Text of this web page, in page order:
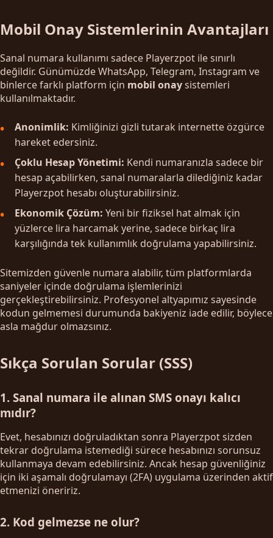
Mobil Onay Sistemlerinin Avantajları
Sanal numara kullanımı sadece Playerzpot ile sınırlı
değildir. Günümüzde WhatsApp, Telegram, Instagram ve
binlerce farklı platform için mobil onaysistemleri
kullanılmaktadır.
Anonimlik: Kimliğinizi gizli tutarak internette özgürce
hareket edersiniz.
Çoklu Hesap Yönetimi: Kendi numaranızla sadece bir
hesap açabilirken, sanal numaralarla dilediğiniz kadar
Playerzpot hesabı oluşturabilirsiniz.
Ekonomik Çözüm: Yeni bir fiziksel hat almak için
yüzlerce lira harcamak yerine, sadece birkaç lira
karşılığında tek kullanımlık doğrulama yapabilirsiniz.
Sitemizden güvenle numara alabilir, tüm platformlarda
saniyeler içinde doğrulama işlemlerinizi
gerçekleştirebilirsiniz. Profesyonel altyapımız sayesinde
kodun gelmemesi durumunda bakiyeniz iade edilir, böylece
asla mağdur olmazsınız.
Sıkça Sorulan Sorular (SSS)
1. Sanal numara ile alınan SMS onayı kalıcı
mıdır?
Evet, hesabınızı doğruladıktan sonra Playerzpot sizden
tekrar doğrulama istemediği sürece hesabınızı sorunsuz
kullanmaya devam edebilirsiniz. Ancak hesap güvenliğiniz
için iki aşamalı doğrulamayı (2FA) uygulama üzerinden aktif
etmenizi öneririz.
2. Kod gelmezse ne olur?